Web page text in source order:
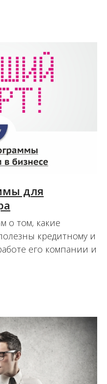
для
о том, какие
кредитному и
его компании и